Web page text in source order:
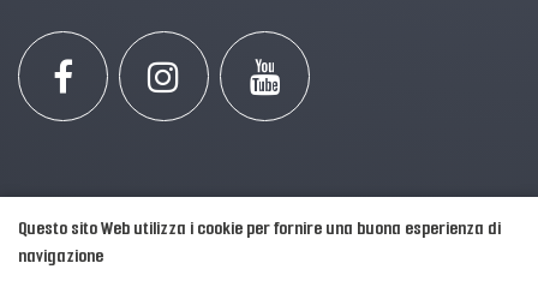
Questo sito Web utilizza i cookie per fornire una buona esperienza di
navigazione